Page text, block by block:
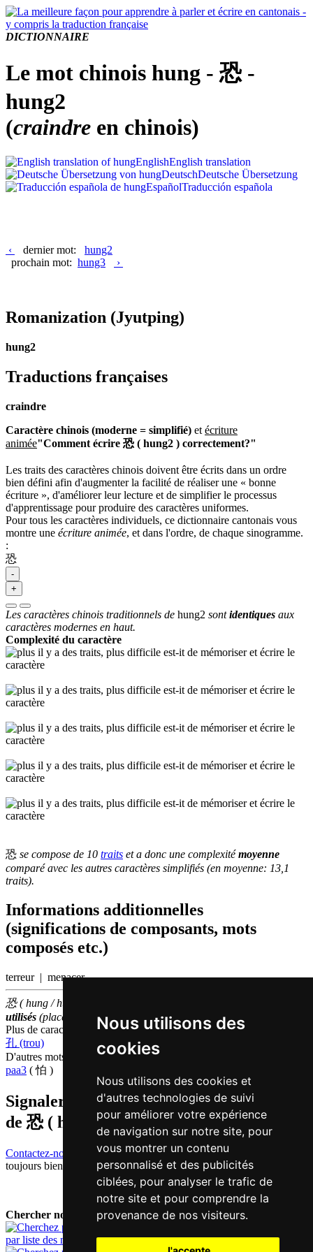
Nous utilisons des
cookies
Nous utilisons des cookies et
d'autres technologies de suivi
pour améliorer votre expérience
de navigation sur notre site, pour
vous montrer un contenu
personnalisé et des publicités
ciblées, pour analyser le trafic de
notre site et pour comprendre la
provenance de nos visiteurs.
DICTIONNAIRE
Le mot chinois hung - 恐 -
hung2
(craindre en chinois)
EnglishEnglish translation
DeutschDeutsche Übersetzung
EspañolTraducción española
‹ dernier mot: hung2
prochain mot: hung3 ›
Romanization (Jyutping)
hung2
Traductions françaises
craindre
Caractère chinois (moderne = simplifié) et écriture
animée"Comment écrire 恐 ( hung2 ) correctement?"
Les traits des caractères chinois doivent être écrits dans un ordre
bien défini afin d'augmenter la facilité de réaliser une « bonne
écriture », d'améliorer leur lecture et de simplifier le processus
d'apprentissage pour produire des caractères uniformes.
Pour tous les caractères individuels, ce dictionnaire cantonais vous
montre une écriture animée, et dans l'ordre, de chaque sinogramme.
:
恐
-
+
Les caractères chinois traditionnels de hung2 sontidentiques aux
caractères modernes en haut.
Complexité du caractère
恐 se compose de 10 traits et a donc une complexitémoyenne
comparé avec les autres caractères simplifiés (en moyenne: 13,1
traits).
Informations additionnelles
(significations de composants, mots
composés etc.)
terreur | menacer
恐 ( hung / hung2 ) fait partie des
utilisés (place parmi les caractères individuels
Plus de caractères qui se prononcenthung2 en chinois
孔 (trou)
D'autres mots qui signifientcraindre en chinois
paa3 ( 怕 )
Signaler traduction fausse ou manquante
de 恐 ( hung / hung2 )
Contactez-nous!
Votre feedback et critique constructive seront
toujours bienvenus.
Chercher nouveau mot:
par liste des mots